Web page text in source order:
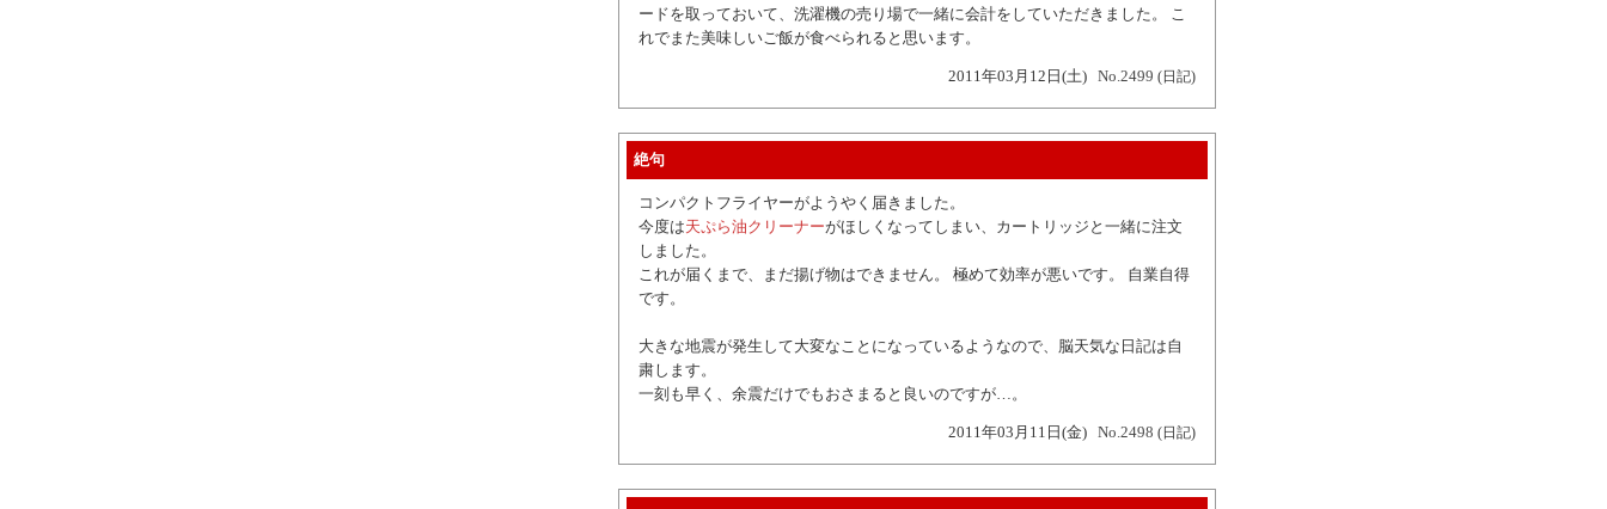
ードを取っておいて、洗濯機の売り場で一緒に会計をしていただきました。 こ
れでまた美味しいご飯が食べられると思います。
2011年03月12日(土) No.2499 (日記)
絶句
コンパクトフライヤーがようやく届きました。
今度は天ぷら油クリーナーがほしくなってしまい、カートリッジと一緒に注文
しました。
これが届くまで、まだ揚げ物はできません。 極めて効率が悪いです。 自業自得
です。
大きな地震が発生して大変なことになっているようなので、脳天気な日記は自
粛します。
一刻も早く、余震だけでもおさまると良いのですが…。
2011年03月11日(金) No.2498 (日記)